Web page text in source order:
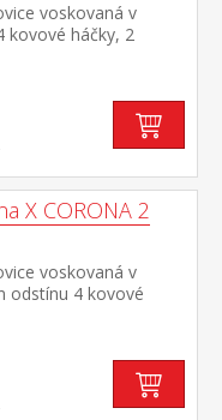
voskovaná v
kovové háčky, 2
výška sedu lavice
Corona 2
X CORONA 2
voskovaná v
odstínu 4 kovové
na boty výška
sestavy Corona